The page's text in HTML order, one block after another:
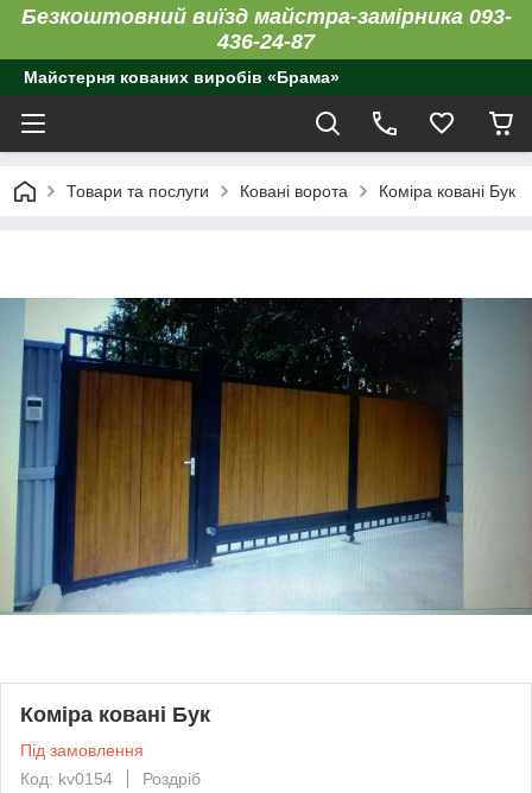
Безкоштовний виїзд майстра-замірника 093-
436-24-87
Майстерня кованих виробів «Брама»
Товари та послуги Ковані ворота Коміра ковані Бук
Коміра ковані Бук
Під замовлення
Код: kv0154
Роздріб